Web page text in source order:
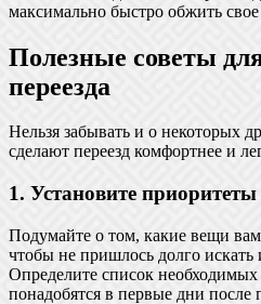
максимально быстро обжить
Полезные советы
переезда
Нельзя забывать и о некоторых
сделают переезд комфортнее и
1. Установите приоритеты
Подумайте о том, какие вещи
чтобы не пришлось долго искать
Определите список
понадобятся в первые дни после